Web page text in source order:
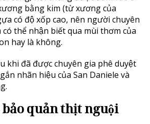
bằng kim (từ xương của
có độ xốp cao, nên người chuyên
thể nhận biết qua mùi thơm của
hay là không.
khi đã được chuyên gia phê duyệt
nhãn hiệu của San Daniele và
bảo quản thịt nguội